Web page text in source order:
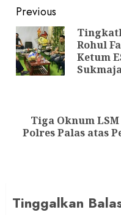
Post
navigation
Previous
Rohul
Ketum
Next
Tiga Oknum
Polres Palas atas
Tinggalkan